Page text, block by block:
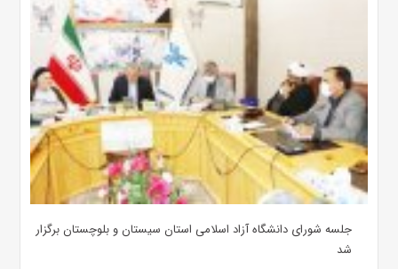
جلسه شورای دانشگاه آزاد اسلامی استان سیستان و بلوچستان برگزار
شد